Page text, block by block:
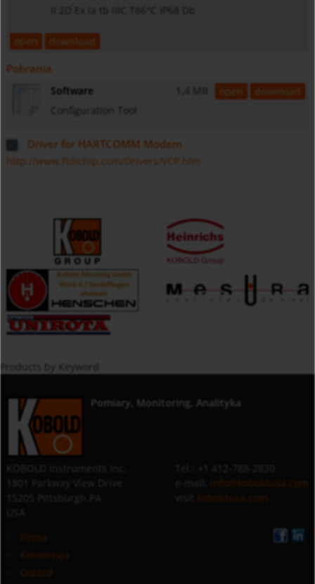
open download
Pobrania
Software
1,4 MB open download
Driver for HARTCOMM Modem
http://www.ftdichip.com/Drivers/VCP.htm
Products by Keyword
Pomiary, Monitoring, Analityka
info@koboldusa.com
koboldusa.com
Firma
Konwersja
Dojazd